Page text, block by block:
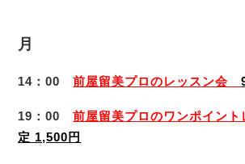
月
14：00前屋留美プロのレッスン会
19：00前屋留美プロのワンポイン
定 1,500円